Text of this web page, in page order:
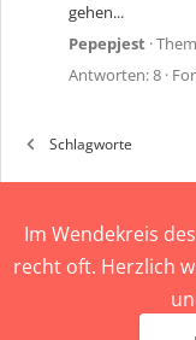
gehen...
Pepepjest
Antworten: 8
Schlagworte
Im Wendekreis
recht oft. Herzlich